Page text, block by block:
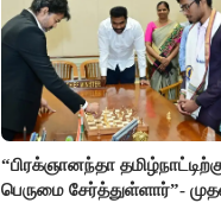
“பிரக்ஞானந்தா
பெருமை சேர்த்துள்ளார்”-